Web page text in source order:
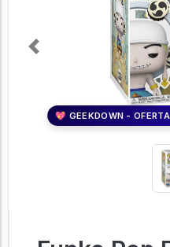
💖 GEEKDOWN -
Previous